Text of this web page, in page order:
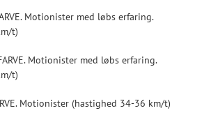
Motionister med løbs erfaring.
t)
Motionister med løbs erfaring.
t)
Motionister (hastighed 34-36 km/t)